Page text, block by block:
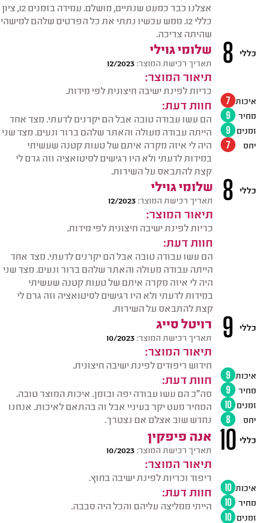
אצלנו כבר כמעט שנתיים, מושלם. עמידה בזמנים 12, ציון
כללי 12. ממש עכשיו נתתי את כל הפרטים שלהם למישהי
שהיתה צריכה.
שלומי גוילי
תאריך רכישת המוצר: 12/2023
תיאור המוצר:
כריות לפינת ישיבה חיצונית לפי מידות.
חוות דעת:
הם עשו עבודה טובה אבל הם יקרנים לדעתי. מצד אחד
הייתה עבודה מעולה והאתר שלהם ברור ונעים. מצד שני
היה לי איזה מקרה איתם של טעות קטנה שעשיתי
במידות לדעתי ולא היו רגישים לסיטואציה וזה גרם לי
קצת להתבאס על השירות.
8 כללי
איכות 7
מחיר
9
זמנים 9
יחס
7
שלומי גוילי
תאריך רכישת המוצר: 12/2023
תיאור המוצר:
כריות לפינת ישיבה חיצונית לפי מידות.
חוות דעת:
הם עשו עבודה טובה אבל הם יקרנים לדעתי. מצד אחד
הייתה עבודה מעולה והאתר שלהם ברור ונעים. מצד שני
היה לי איזה מקרה איתם של טעות קטנה שעשיתי
במידות לדעתי ולא היו רגישים לסיטואציה וזה גרם לי
קצת להתבאס על השירות.
8 כללי
רויטל סייג
תאריך רכישת המוצר: 10/2023
תיאור המוצר:
חידוש ריפודים לפינת ישיבה חיצונית.
חוות דעת:
סה"כ הם עשו עבודה יפה ובזמן. איכות המוצר טובה.
המחיר מעט יקר בעיניי אבל זה בהתאם לאיכות. אנחנו
נחדש שוב אצלם אם נצטרך.
9 כללי
איכות 9
מחיר
9
זמנים 10
יחס
8
אנה פיפקין
תאריך רכישת המוצר: 10/2023
תיאור המוצר:
ריפוד וכריות לפינת ישיבה בחוץ.
חוות דעת:
הייתי ממליצה עליהם והכל היה סבבה.
10 כללי
איכות 10
מחיר
10
זמנים 10